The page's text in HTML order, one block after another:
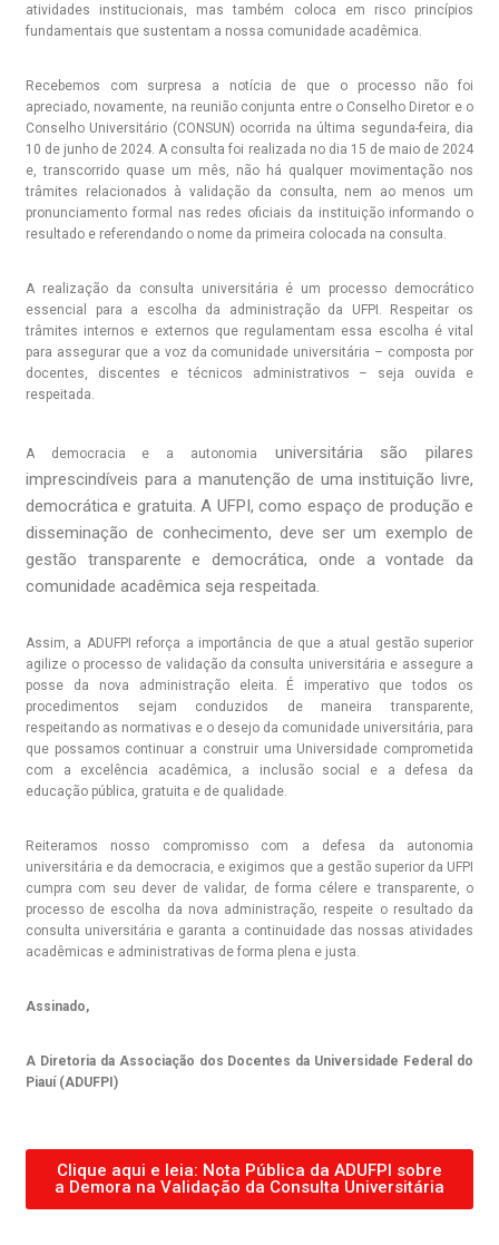
atividades institucionais, mas também coloca em risco princípios
fundamentais que sustentam a nossa comunidade acadêmica.
Recebemos com surpresa a notícia de que o processo não foi
apreciado, novamente, na reunião conjunta entre o Conselho Diretor e o
Conselho Universitário (CONSUN) ocorrida na última segunda-feira, dia
10 de junho de 2024. A consulta foi realizada no dia 15 de maio de 2024
e, transcorrido quase um mês, não há qualquer movimentação nos
trâmites relacionados à validação da consulta, nem ao menos um
pronunciamento formal nas redes oficiais da instituição informando o
resultado e referendando o nome da primeira colocada na consulta.
A realização da consulta universitária é um processo democrático
essencial para a escolha da administração da UFPI. Respeitar os
trâmites internos e externos que regulamentam essa escolha é vital
para assegurar que a voz da comunidade universitária – composta por
docentes, discentes e técnicos administrativos – seja ouvida e
respeitada.
A democracia e a autonomia
universitária são pilares
imprescindíveis para a manutenção de uma instituição livre,
democrática e gratuita. A UFPI, como espaço de produção e
disseminação de conhecimento, deve ser um exemplo de
gestão transparente e democrática, onde a vontade da
comunidade acadêmica seja respeitada.
Assim, a ADUFPI reforça a importância de que a atual gestão superior
agilize o processo de validação da consulta universitária e assegure a
posse da nova administração eleita. É imperativo que todos os
procedimentos sejam conduzidos de maneira transparente,
respeitando as normativas e o desejo da comunidade universitária, para
que possamos continuar a construir uma Universidade comprometida
com a excelência acadêmica, a inclusão social e a defesa da
educação pública, gratuita e de qualidade.
Reiteramos nosso compromisso com a defesa da autonomia
universitária e da democracia, e exigimos que a gestão superior da UFPI
cumpra com seu dever de validar, de forma célere e transparente, o
processo de escolha da nova administração, respeite o resultado da
consulta universitária e garanta a continuidade das nossas atividades
acadêmicas e administrativas de forma plena e justa.
Assinado,
A Diretoria da Associação dos Docentes da Universidade Federal do
Piauí (ADUFPI)
Clique aqui e leia: Nota Pública da ADUFPI sobre
a Demora na Validação da Consulta Universitária